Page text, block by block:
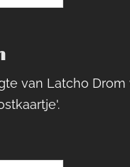
van Latcho Drom